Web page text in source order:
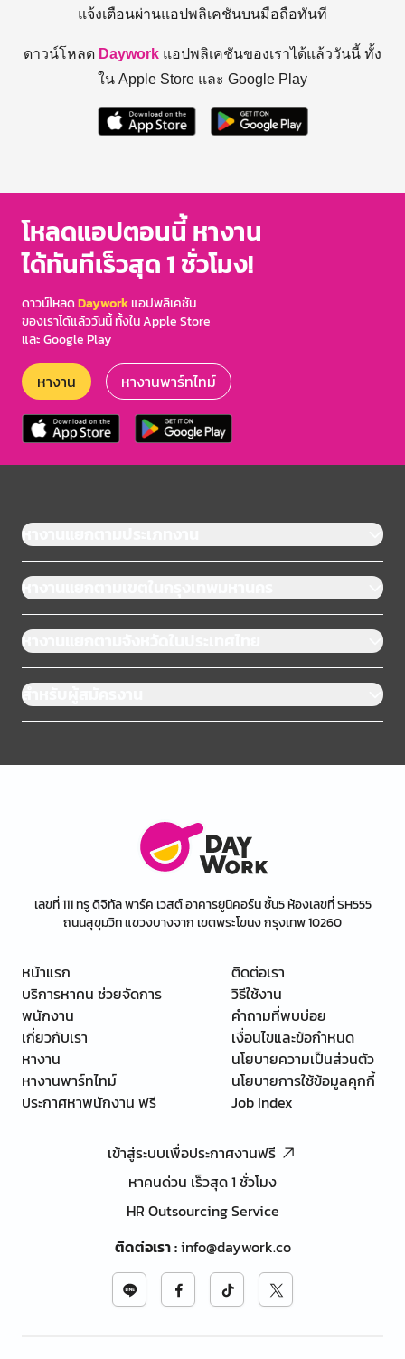
แจ้งเตือนผ่านแอปพลิเคชันบนมือถือทันที
ดาวน์โหลด Daywork แอปพลิเคชันของเราได้แล้ววันนี้ ทั้ง
ใน Apple Store และ Google Play
โหลดแอปตอนนี้ หางาน
ได้ทันทีเร็วสุด 1 ชั่วโมง!
ดาวน์โหลดDayworkแอปพลิเคชัน
ของเราได้แล้ววันนี้ ทั้งใน Apple Store
และ Google Play
หางาน หางานพาร์ทไทม์
หางานแยกตามประเภทงาน
หางานแยกตามเขตในกรุงเทพมหานคร
หางานแยกตามจังหวัดในประเทศไทย
สำหรับผู้สมัครงาน
เลขที่ 111 ทรู ดิจิทัล พาร์ค เวสต์ อาคารยูนิคอร์น ชั้น5 ห้องเลขที่ SH555
ถนนสุขุมวิท แขวงบางจาก เขตพระโขนง กรุงเทพ 10260
หน้าแรก
บริการหาคน ช่วยจัดการ
พนักงาน
เกี่ยวกับเรา
หางาน
หางานพาร์ทไทม์
ประกาศหาพนักงาน ฟรี
ติดต่อเรา
วิธีใช้งาน
คำถามที่พบบ่อย
เงื่อนไขและข้อกำหนด
นโยบายความเป็นส่วนตัว
นโยบายการใช้ข้อมูลคุกกี้
Job Index
เข้าสู่ระบบเพื่อประกาศงานฟรี
หาคนด่วน เร็วสุด 1 ชั่วโมง
HR Outsourcing Service
ติดต่อเรา:info@daywork.co